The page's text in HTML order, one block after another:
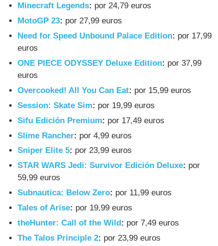
Minecraft Legends: por 24,79 euros
MotoGP 23: por 27,99 euros
Need for Speed Unbound Palace Edition: por 17,99
euros
ONE PIECE ODYSSEY Deluxe Edition: por 37,99
euros
Overcooked! All You Can Eat: por 15,99 euros
Session: Skate Sim: por 19,99 euros
Sifu Edición Premium: por 17,49 euros
Slime Rancher: por 4,99 euros
Sniper Elite 5: por 23,99 euros
STAR WARS Jedi: Survivor Edición Deluxe: por
59,99 euros
Subnautica: Below Zero: por 11,99 euros
Tales of Arise: por 19,99 euros
theHunter: Call of the Wild: por 7,49 euros
The Talos Principle 2: por 23,99 euros